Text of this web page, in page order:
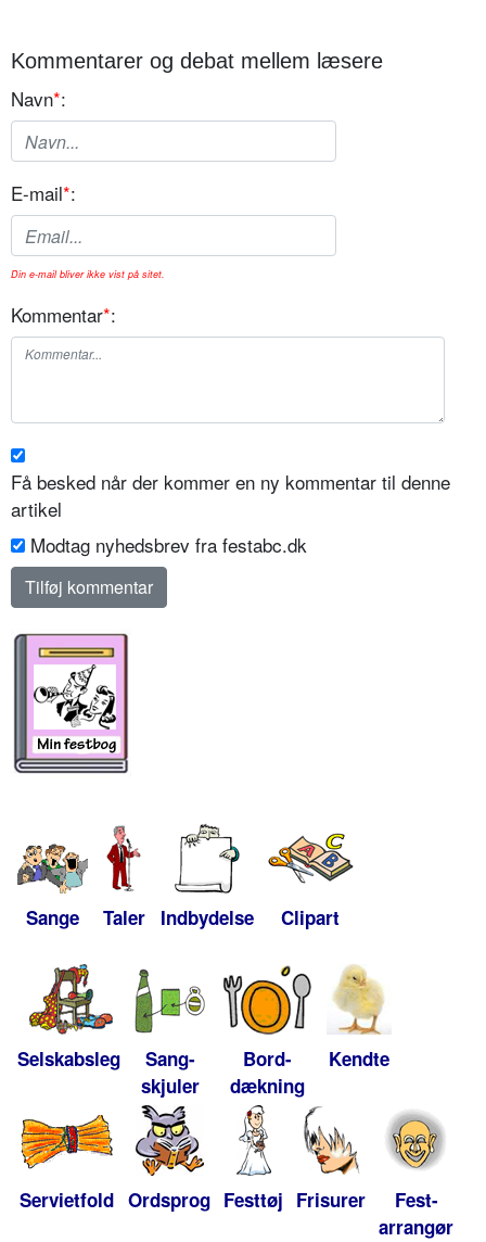
Kommentarer og debat mellem læsere
Navn*:
E-mail*:
Din e-mail bliver ikke vist på sitet.
Kommentar*:
Få besked når der kommer en ny kommentar til denne
artikel
Modtag nyhedsbrev fra festabc.dk
Sange Taler Indbydelse Clipart
Selskabsleg
Sang-
skjuler
Bord-
dækning
Kendte
Servietfold Ordsprog Festtøj Frisurer
Fest-
arrangør